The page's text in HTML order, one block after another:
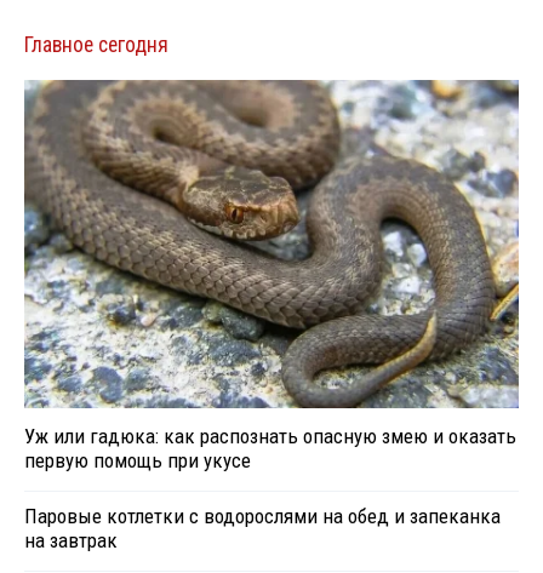
Главное сегодня
Уж или гадюка: как распознать опасную змею и оказать
первую помощь при укусе
Паровые котлетки с водорослями на обед и запеканка
на завтрак